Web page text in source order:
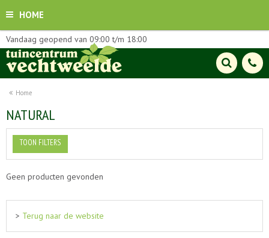
HOME
Home
Vandaag geopend van 09:00 t/m 18:00
NATURAL
TOON FILTERS
Geen producten gevonden
> Terug naar de website